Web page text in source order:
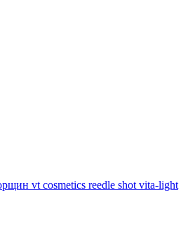
vt cosmetics reedle shot vita-light